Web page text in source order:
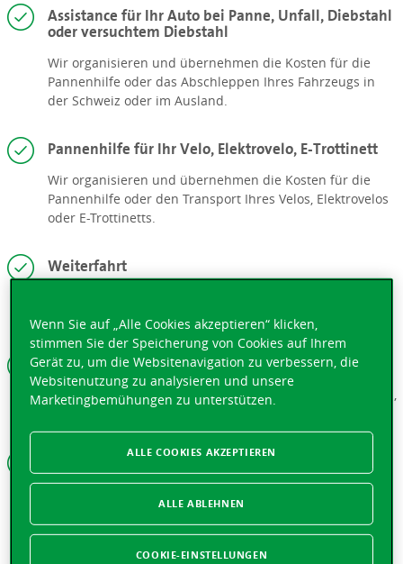
Assistance für Ihr Auto bei Panne, Unfall, Diebstahl
oder versuchtem Diebstahl
Wir organisieren und übernehmen die Kosten für die
Pannenhilfe oder das Abschleppen Ihres Fahrzeugs in
der Schweiz oder im Ausland.
Pannenhilfe für Ihr Velo, Elektrovelo, E-Trottinett
Wir organisieren und übernehmen die Kosten für die
Pannenhilfe oder den Transport Ihres Velos, Elektrovelos
oder E-Trottinetts.
Weiterfahrt
Mietwagen.
Übernahme der Reparaturkosten im Ausland
Wir überweisen einen Vorschuss für die Reparaturkosten,
Übernahme des Selbstbehalts
Selbstbehalt übernommen, auch bei eigenem
Verschulden.
Wenn Sie auf „Alle Cookies akzeptieren“ klicken,
stimmen Sie der Speicherung von Cookies auf Ihrem
Gerät zu, um die Websitenavigation zu verbessern, die
Websitenutzung zu analysieren und unsere
Marketingbemühungen zu unterstützen.
ALLE ABLEHNEN
ALLE COOKIES AKZEPTIEREN
COOKIE-EINSTELLUNGEN